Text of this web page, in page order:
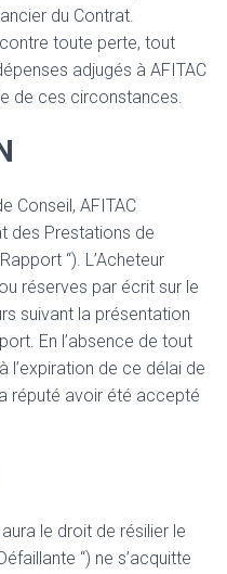
du Contrat.
contre toute perte, tout
adjugés à AFITAC
de ces circonstances.
Conseil, AFITAC
des Prestations de
“). L’Acheteur
réserves par écrit sur le
suivant la présentation
En l’absence de tout
de ce délai de
réputé avoir été accepté
le droit de résilier le
“) ne s’acquitte